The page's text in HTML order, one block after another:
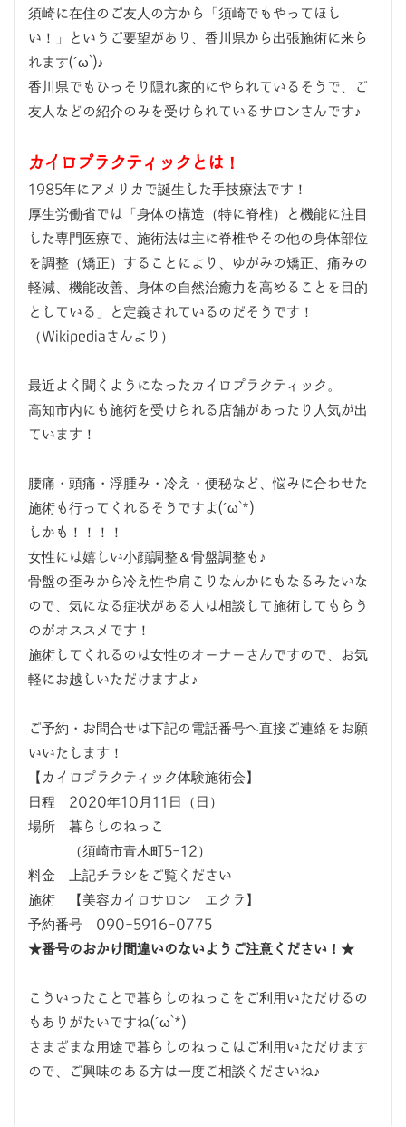
須崎に在住のご友人の方から「須崎でもやってほし
い！」というご要望があり、香川県から出張施術に来ら
れます(´ω`)♪
香川県でもひっそり隠れ家的にやられているそうで、ご
友人などの紹介のみを受けられているサロンさんです♪
カイロプラクティックとは！
1985年にアメリカで誕生した手技療法です！
厚生労働省では「身体の構造（特に脊椎）と機能に注目
した専門医療で、施術法は主に脊椎やその他の身体部位
を調整（矯正）することにより、ゆがみの矯正、痛みの
軽減、機能改善、身体の自然治癒力を高めることを目的
としている」と定義されているのだそうです！
（Wikipediaさんより）
最近よく聞くようになったカイロプラクティック。
高知市内にも施術を受けられる店舗があったり人気が出
ています！
腰痛・頭痛・浮腫み・冷え・便秘など、悩みに合わせた
施術も行ってくれるそうですよ(´ω`*)
しかも！！！！
女性には嬉しい小顔調整＆骨盤調整も♪
骨盤の歪みから冷え性や肩こりなんかにもなるみたいな
ので、気になる症状がある人は相談して施術してもらう
のがオススメです！
施術してくれるのは女性のオーナーさんですので、お気
軽にお越しいただけますよ♪
ご予約・お問合せは下記の電話番号へ直接ご連絡をお願
いいたします！
【カイロプラクティック体験施術会】
日程 2020年10月11日（日）
場所 暮らしのねっこ
（須崎市青木町5-12）
料金 上記チラシをご覧ください
施術 【美容カイロサロン エクラ】
予約番号 090-5916-0775
★番号のおかけ間違いのないようご注意ください！★
こういったことで暮らしのねっこをご利用いただけるの
もありがたいですね(´ω`*)
さまざまな用途で暮らしのねっこはご利用いただけます
ので、ご興味のある方は一度ご相談くださいね♪